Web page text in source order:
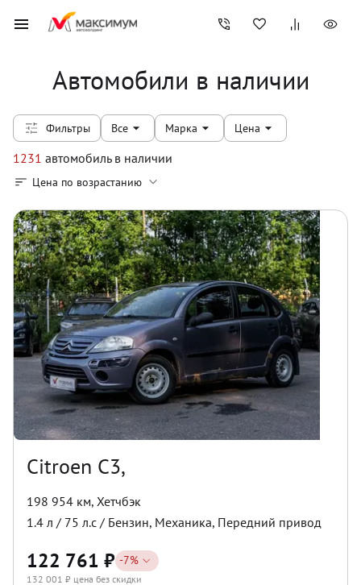
Автомобили в наличии
Фильтры Все Марка Цена
1231 автомобильв наличии
Цена по возрастанию
Citroen C3,
198 954 км, Хетчбэк
1.4 л / 75 л.с / Бензин, Механика, Передний привод
122 761 ₽ -7%
132 001 ₽ цена без скидки